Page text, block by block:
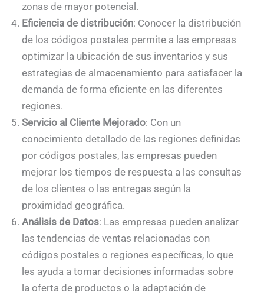
zonas de mayor potencial.
Eficiencia de distribución: Conocer la distribución
de los códigos postales permite a las empresas
optimizar la ubicación de sus inventarios y sus
estrategias de almacenamiento para satisfacer la
demanda de forma eficiente en las diferentes
regiones.
Servicio al Cliente Mejorado: Con un
conocimiento detallado de las regiones definidas
por códigos postales, las empresas pueden
mejorar los tiempos de respuesta a las consultas
de los clientes o las entregas según la
proximidad geográfica.
Análisis de Datos: Las empresas pueden analizar
las tendencias de ventas relacionadas con
códigos postales o regiones específicas, lo que
les ayuda a tomar decisiones informadas sobre
la oferta de productos o la adaptación de